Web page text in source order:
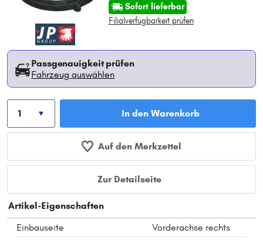
Sofort lieferbar
Filialverfügbarkeit prüfen
Passgenauigkeit prüfen
Fahrzeug auswählen
In den Warenkorb
Auf den Merkzettel
Zur Detailseite
Artikel-Eigenschaften
Einbauseite
Vorderachse rechts